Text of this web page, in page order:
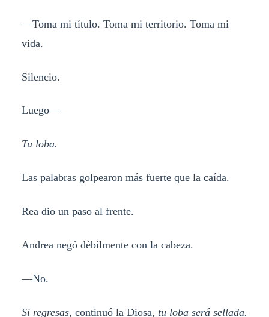
—Toma mi título. Toma mi territorio. Toma mi
vida.
Silencio.
Luego—
Tu loba.
Las palabras golpearon más fuerte que la caída.
Rea dio un paso al frente.
Andrea negó débilmente con la cabeza.
—No.
Si regresas, continuó la Diosa, tu loba será sellada.